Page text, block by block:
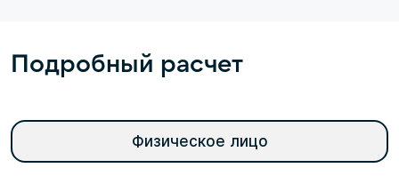
Подробный расчет
Физическое лицо